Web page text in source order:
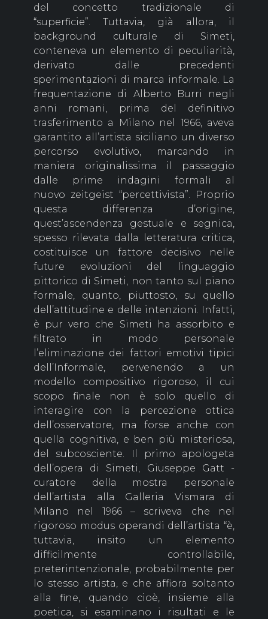
del concetto tradizionale di
“superficie”. Tuttavia, già allora, il
background culturale di Simeti,
conteneva un elemento di peculiarità,
derivato dalle precedenti
sperimentazioni di marca informale. La
frequentazione di Alberto Burri negli
anni romani, prima del definitivo
trasferimento a Milano nel 1966, aveva
garantito all’artista siciliano un diverso
percorso evolutivo, marcando in
maniera originalissima il passaggio
dalle prime indagini formali al
nuovo zeitgeist “percettivista”. Proprio
questa differenza d’origine,
quest’ascendenza gestuale e segnica,
spesso rilevata dalla letteratura critica,
costituisce un fattore decisivo nelle
future evoluzioni del linguaggio
pittorico di Simeti, non tanto sul piano
formale, quanto, piuttosto, su quello
dell’attitudine e delle intenzioni. Infatti,
è pur vero che Simeti ha assorbito e
filtrato in modo personale
l’eliminazione dei fattori emotivi tipici
dell’Informale, pervenendo a un
modello compositivo rigoroso, il cui
scopo finale non è solo quello di
interagire con la percezione ottica
dell’osservatore, ma forse anche con
quella cognitiva, e ben più misteriosa,
del subcosciente. Il primo apologeta
dell’opera di Simeti, Giuseppe Gatt -
curatore della mostra personale
dell’artista alla Galleria Vismara di
Milano nel 1966 – scriveva che nel
rigoroso modus operandi dell’artista “è,
tuttavia, insito un elemento
difficilmente controllabile,
preterintenzionale, probabilmente per
lo stesso artista, e che affiora soltanto
alla fine, quando cioè, insieme alla
poetica, si esaminano i risultati e le